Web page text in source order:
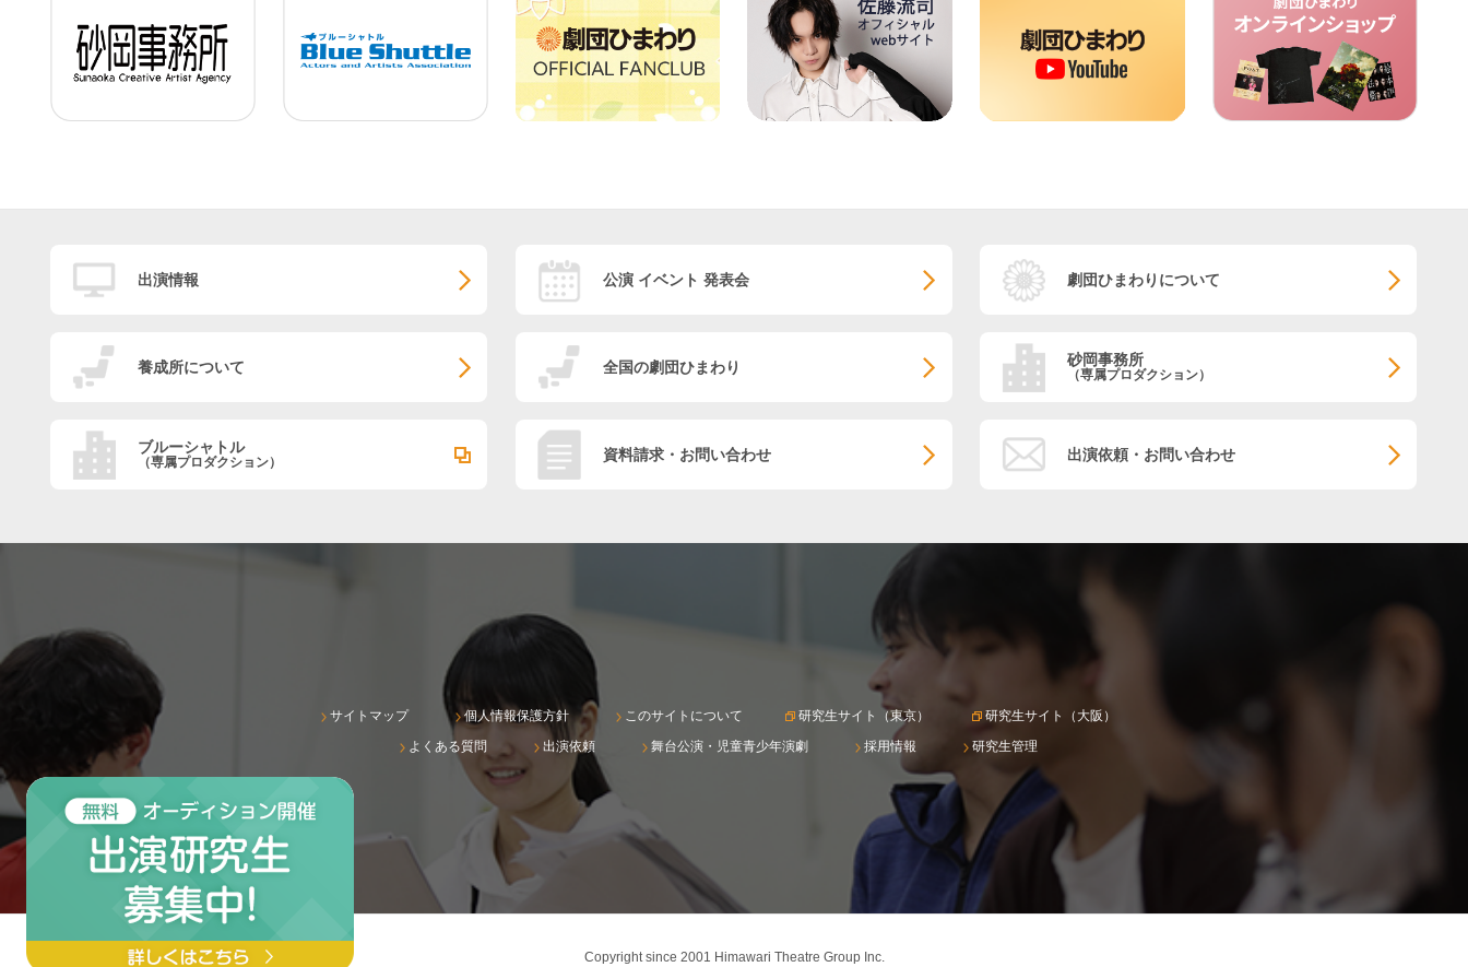
出演情報 公演 イベント 発表会 劇団ひまわりについて
養成所について 全国の劇団ひまわり 砂岡事務所
（専属プロダクション）
ブルーシャトル
（専属プロダクション） 資料請求・お問い合わせ 出演依頼・お問い合わせ
サイトマップ 個人情報保護方針 このサイトについて 研究生サイト（東京）
研究生サイト（大阪）
よくある質問
出演依頼 舞台公演・児童青少年演劇 採用情報 研究生管理
Copyright since 2001 Himawari Theatre Group Inc.